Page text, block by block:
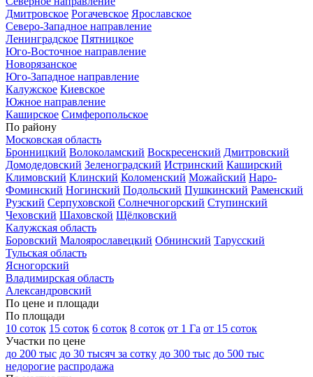
Дмитровское Рогачевское Ярославское
Северо-Западное направление
Ленинградское Пятницкое
Юго-Восточное направление
Новорязанское
Юго-Западное направление
Калужское Киевское
Южное направление
Каширское Симферопольское
По району
Московская область
Бронницкий Волоколамский Воскресенский Дмитровский
Домодедовский Зеленоградский Истринский Каширский
Климовский Клинский Коломенский Можайский Наро-
Фоминский Ногинский Подольский Пушкинский Раменский
Рузский Серпуховской Солнечногорский Ступинский
Чеховский Шаховской Щёлковский
Калужская область
Боровский Малоярославецкий Обнинский Тарусский
Тульская область
Ясногорский
Владимирская область
Александровский
По цене и площади
По площади
10 соток 15 соток 6 соток 8 соток от 1 Га от 15 соток
Участки по цене
до 200 тыс до 30 тысяч за сотку до 300 тыс до 500 тыс
недорогие распродажа